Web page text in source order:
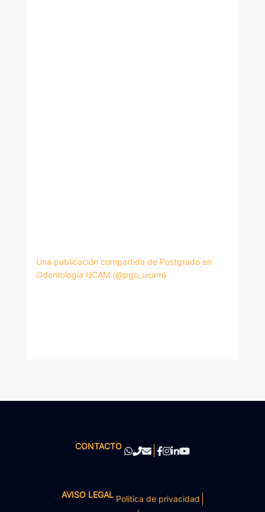
Una publicación compartida de Postgrado en
Odontología UCAM (@pgo_ucam)
CONTACTO
AVISO LEGAL Politica de privacidad